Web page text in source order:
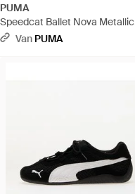
PUMA
Speedcat Ballet Nova Metallic
Sneakers Voor Zwart/Wit, Maat
Van PUMA